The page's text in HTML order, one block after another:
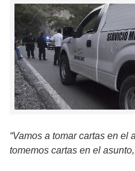
“Vamos a tomar cartas en
tomemos cartas en el